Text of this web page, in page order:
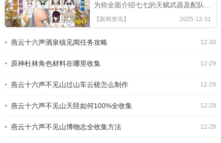
为你全面介绍七七的天赋武器及配队。
天赋七七的天赋加点主要围绕其技能机
制。普通攻击可进行多段伤害，能在近
升基础伤害。元素战技“仙法·寒病鬼
素，要着重升级，提升伤
2025-12-31
【新闻资讯】
12-30
燕云十六声酒泉镇见闻任务攻略
12-29
原神杜林角色材料在哪里收集
12-29
燕云十六声不见山过山车云槎怎么制作
12-29
燕云十六声不见山天陉如何100%全收集
12-28
燕云十六声不见山博物志全收集方法